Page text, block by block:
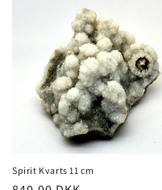
Spirit Kvarts 11 cm